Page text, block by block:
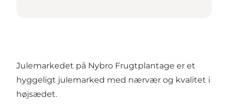
Julemarkedet på Nybro Frugtplantage er et
hyggeligt julemarked med nærvær og kvalitet i
højsædet.